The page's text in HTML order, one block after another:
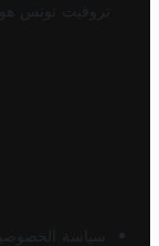
تروفيت تونس
سياسة